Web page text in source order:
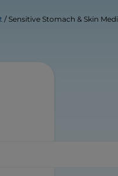
Sensitive Stomach & Skin